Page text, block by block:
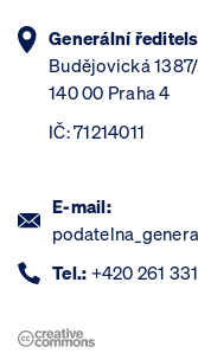
Generální
Budějovická
140 00 Praha 4
IČ: 71214011
E-mail:
Tel.: +420 261 331